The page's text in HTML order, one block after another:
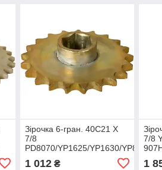
Зірочка 6-гран. 40C21 X
7/8
PD8070/YP1625/YP1630/YP825
1 012₴
7/8
1